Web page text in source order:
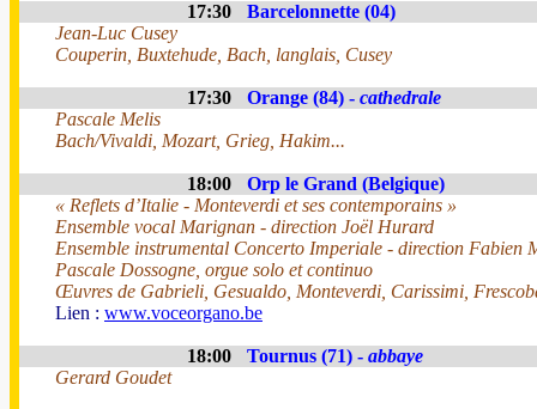
17:30
Barcelonnette (04)
Jean-Luc Cusey
Couperin, Buxtehude, Bach, langlais, Cusey
17:30 Orange (84) - cathedrale
Pascale Melis
Bach/Vivaldi, Mozart, Grieg, Hakim...
18:00
Orp le Grand (Belgique)
« Reflets d’Italie - Monteverdi et ses contemporains »
Ensemble vocal Marignan - direction Joël Hurard
Ensemble instrumental Concerto Imperiale - direction Fabien
Pascale Dossogne, orgue solo et continuo
Œuvres de Gabrieli, Gesualdo, Monteverdi, Carissimi,
Lien : www.voceorgano.be
18:00 Tournus (71) - abbaye
Gerard Goudet